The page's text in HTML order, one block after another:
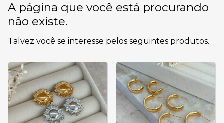
A página que você está procurando
não existe.
Talvez você se interesse pelos seguintes produtos.